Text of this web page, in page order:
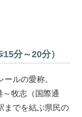
分～20分）
ールの愛称。
牧志（国際通
までを結ぶ県民の